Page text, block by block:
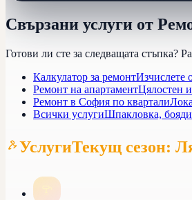
Свързани услуги от
Готови ли сте за следващата стъпка?
Калкулатор за ремонтИзчислете
Ремонт на апартаментЦялостен
Ремонт в София по квартали
Всички услугиШпакловка,
УслугиТекущ сезон: